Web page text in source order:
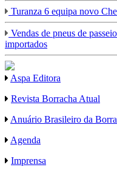
Turanza 6 equipa novo
Vendas de pneus de
importados
Aspa Editora
Revista Borracha Atual
Anuário Brasileiro da
Agenda
Imprensa